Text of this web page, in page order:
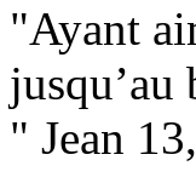
"Ayant
jusqu’au
" Jean